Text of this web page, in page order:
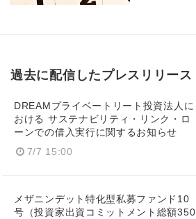
過去に配信したプレスリリース
DREAMプライベートリート投資法人に
おける サステナビリティ・リンク・ロ
ーンでの借入実行に関するお知らせ
7/7 15:00
メザニンデット特化型私募ファンド10
号（投資家出資コミットメント総額350